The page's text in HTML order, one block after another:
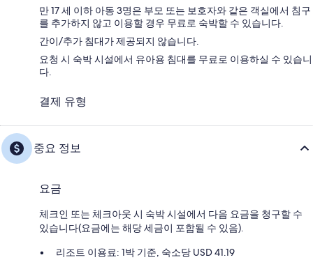
만 17 세 이하 아동 3명은 부모 또는 보호자와 같은 객실에서 침구
를 추가하지 않고 이용할 경우 무료로 숙박할 수 있습니다.
간이/추가 침대가 제공되지 않습니다.
요청 시 숙박 시설에서 유아용 침대를 무료로 이용하실 수 있습니
다.
결제 유형
중요 정보
요금
체크인 또는 체크아웃 시 숙박 시설에서 다음 요금을 청구할 수
있습니다(요금에는 해당 세금이 포함될 수 있음).
리조트 이용료: 1박 기준, 숙소당 USD 41.19